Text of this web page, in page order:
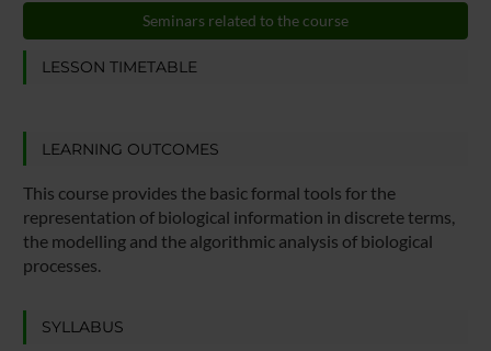
Seminars related to the course
LESSON TIMETABLE
LEARNING OUTCOMES
This course provides the basic formal tools for the
representation of biological information in discrete terms,
the modelling and the algorithmic analysis of biological
processes.
SYLLABUS